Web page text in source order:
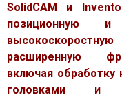
SolidCAM и
позиционную и
расширенную
включая обработку
головками и